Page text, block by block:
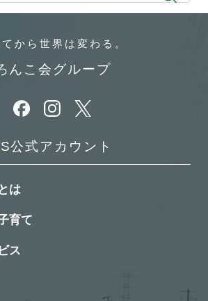
results are available use up and down
から 世界は変わる。
んこ会グループ
別ウィンドウで開きます
別ウィンドウで開きます
別ウィンドウで開きます
公式アカウント
は
育て
ス